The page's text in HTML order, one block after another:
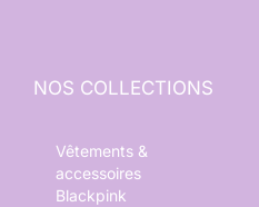
NOS COLLECTIONS
Vêtements &
accessoires
Blackpink